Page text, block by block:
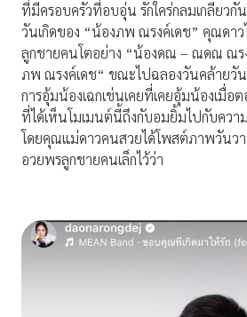
ที่มีครอบครัวที่อบอุ่น รักใคร่กลมเกลียวกั
วันเกิดของ “น้องภพ ณรงค์เดช” คุณดาว
ลูกชายคนโตอย่าง “น้องดณ – ณดณ ณร
ภพ ณรงค์เดช“ ขณะไปฉลองวันคล้ายวัน
การอุ้มน้องเฉกเช่นเคยที่เคยอุ้มน้องเมื่อ
ที่ได้เห็นโมเมนต์นี้ถึงกับอมยิ้มไปกับควา
โดยคุณแม่ดาวคนสวยได้โพสต์ภาพวันว
อวยพรลูกชายคนเล็กไว้ว่า